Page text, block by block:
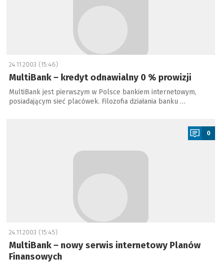
24.11.2003 (15:46)
MultiBank – kredyt odnawialny 0 % prowizji
MultiBank jest pierwszym w Polsce bankiem internetowym,
posiadającym sieć placówek. Filozofia działania banku …
0
24.11.2003 (15:45)
MultiBank – nowy serwis internetowy Planów
Finansowych